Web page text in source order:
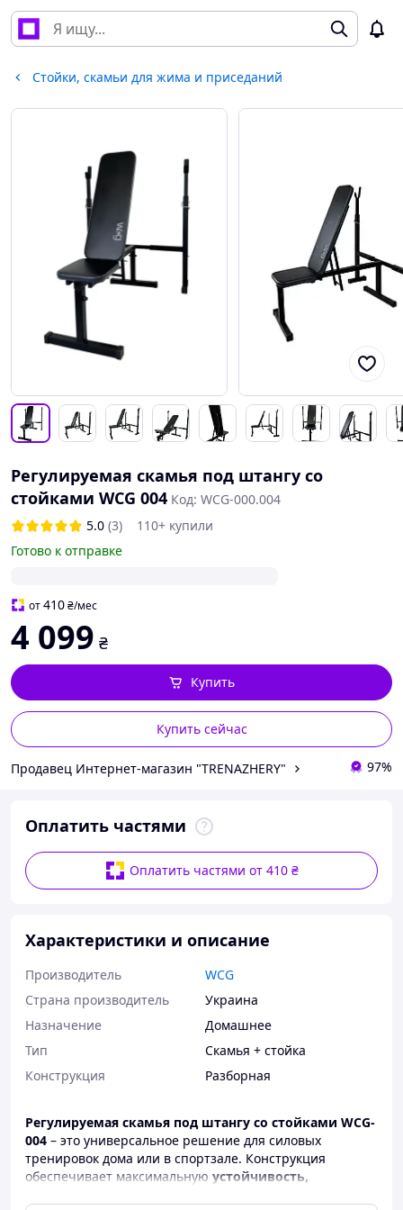
Стойки, скамьи для жима и приседаний
Регулируемая скамья под штангу со
стойками WCG 004 Код: WCG-000.004
5.0 (3)
110+ купили
Готово к отправке
от410₴/мес
4 099 ₴
Купить сейчас
Купить
Продавец Интернет-магазин "TRENAZHERY" 97%
Оплатить частями
Оплатить частями от 410 ₴
Характеристики и описание
Производитель
WCG
Страна производитель
Украина
Назначение
Домашнее
Тип
Скамья + стойка
Конструкция
Разборная
Регулируемая скамья под штангу со стойками WCG-
004 – это универсальное решение для силовых
тренировок дома или в спортзале. Конструкция
обеспечивает максимальную устойчивость,